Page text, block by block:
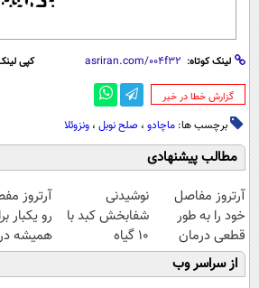
لینک کوتاه: کپی
‌گزارش خطا در خبر
برچسب ها: ماچادو ، صلح نوبل ، ونزوئلا
مطالب پیشنهادی
آرتروز مفاصل
خود را به طور
قطعی درمان
کنید!
◗پرسش‌نامه◖
نوشیدنی
شفابخش کبد با
10 گیاه
موثر(تخفیف تا
امشب)
آرتروز
رو یکبار
همیشه
کن!
از سراسر وب